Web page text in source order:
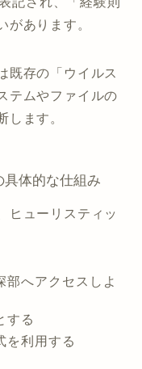
があります。
既存の「ウイルス
テムやファイルの
します。
体的な仕組み
ヒューリスティッ
部へアクセスしよ
する
を利用する